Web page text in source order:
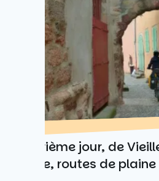
Quatrième jour, de
Issoire, routes de plaine